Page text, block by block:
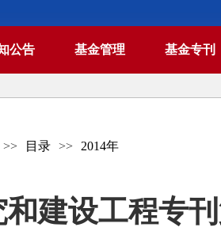
公告 基金管理 基金专刊
>> 目录 >> 2014年
建设工程专刊